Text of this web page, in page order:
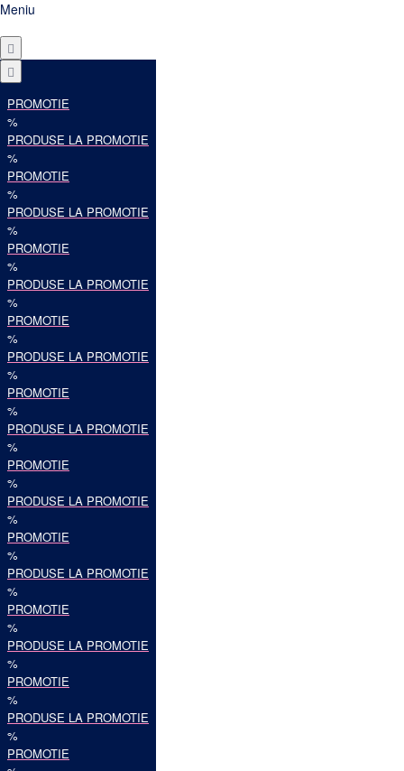
Meniu
PROMOTIE
%
PRODUSE LA PROMOTIE
%
PROMOTIE
%
PRODUSE LA PROMOTIE
%
PROMOTIE
%
PRODUSE LA PROMOTIE
%
PROMOTIE
%
PRODUSE LA PROMOTIE
%
PROMOTIE
%
PRODUSE LA PROMOTIE
%
PROMOTIE
%
PRODUSE LA PROMOTIE
%
PROMOTIE
%
PRODUSE LA PROMOTIE
%
PROMOTIE
%
PRODUSE LA PROMOTIE
%
PROMOTIE
%
PRODUSE LA PROMOTIE
%
PROMOTIE